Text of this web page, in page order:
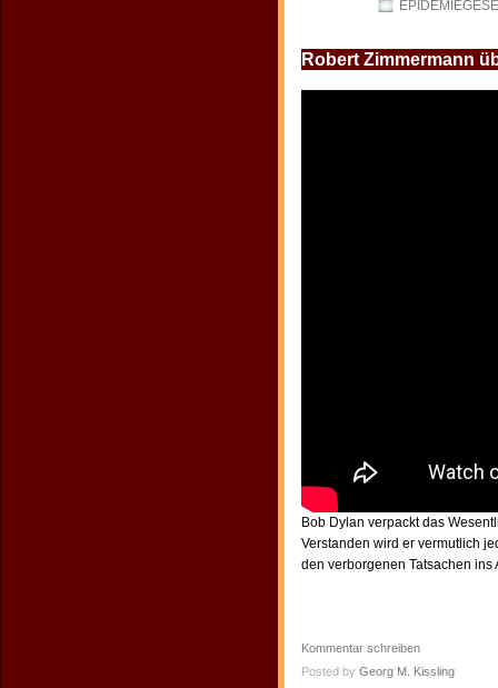
Robert Zimmermann
Bob Dylan verpackt das
Verstanden wird er vermutlich
den verborgenen Tatsachen
Kommentar schreiben
Posted by Georg M. Kissling